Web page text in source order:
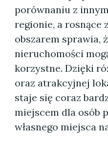
porównaniu z
regionie, a rosnące
obszarem sprawia,
nieruchomości
korzystne. Dzięki
oraz atrakcyjnej
staje się coraz
miejscem dla osób
własnego miejsca